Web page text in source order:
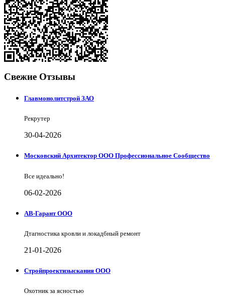
Свежие Отзывы
Главмонолитстрой ЗАО
Рекрутер
30-04-2026
Московский Архитектор ООО Профессиональное Сообщество
Все идеально!
06-02-2026
АВ-Гарант ООО
Дтагностика кровли и локадбный ремонт
21-01-2026
Стройпроектизыскания ООО
Охотник за ясностью